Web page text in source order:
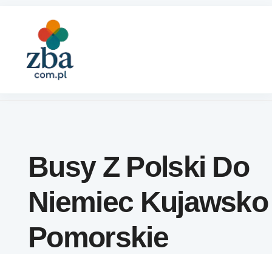
Busy Z Polski Do
Niemiec Kujawsko
Pomorskie